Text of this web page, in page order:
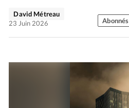
David Métreau
23 Juin 2026
Abonnés